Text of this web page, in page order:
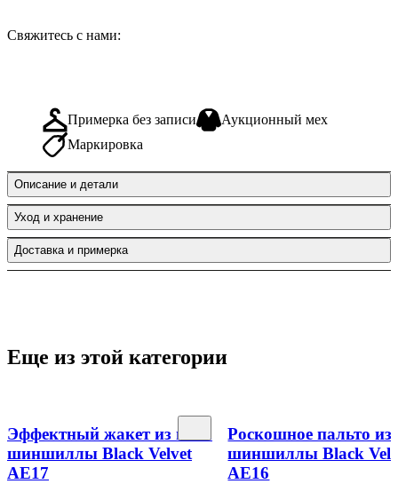
Свяжитесь с нами:
Примерка без записи
Аукционный мех
Маркировка
Описание и детали
Уход и хранение
Доставка и примерка
Еще из этой категории
Эффектный жакет из меха
шиншиллы Black Velvet
AE17
Роскошное пальто из
шиншиллы Black
AE16